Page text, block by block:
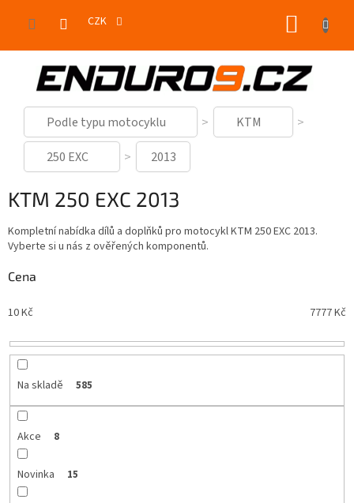
CZK
Podle typu motocyklu
KTM
250 EXC
2013
KTM 250 EXC 2013
Kompletní nabídka dílů a doplňků pro motocykl KTM 250 EXC 2013.
Vyberte si u nás z ověřených komponentů.
Cena
10Kč 7777Kč
Na skladě 585
Akce 8
Novinka 15